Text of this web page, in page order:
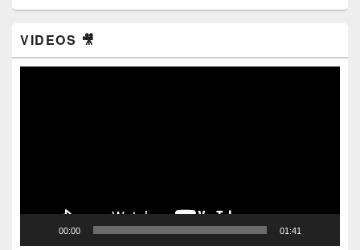
VIDEOS 🎥
00:00 01:41